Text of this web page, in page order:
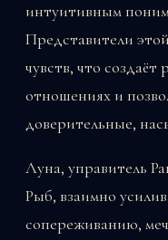
интуитивным
Представители
чувств, что
отношениях и
доверительные,
Луна, управитель
Рыб, взаимно
сопереживанию,